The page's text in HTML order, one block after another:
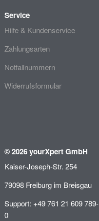
Service
Hilfe & Kundenservice
Zahlungsarten
Notfallnummern
Widerrufsformular
© 2026 yourXpert GmbH
Kaiser-Joseph-Str. 254
79098 Freiburg im Breisgau
Support: +49 761 21 609 789-
0